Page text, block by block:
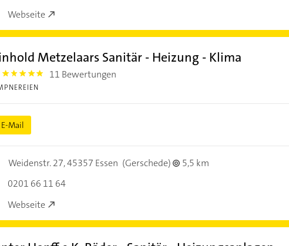
Webseite
Metzelaars Sanitär - Heizung - Klima
4.6 11 Bewertungen
E-Mail
Weidenstr. 27,45357 Essen (Gerschede)
5,5 km
0201 66 11 64
Webseite